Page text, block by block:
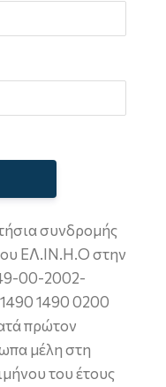
συνδρομής
ΕΛ.ΙΝ.Η.Ο στην
00-2002-
1490 0200
πρώτον
μέλη στη
του έτους